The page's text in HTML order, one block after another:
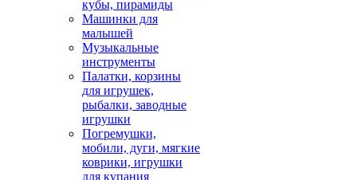
кубы, пирамиды
Машинки для
малышей
Музыкальные
инструменты
Палатки, корзины
для игрушек,
рыбалки, заводные
игрушки
Погремушки,
мобили, дуги, мягкие
коврики, игрушки
для купания